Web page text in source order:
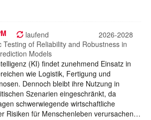
laufend
2026-2028
Testing of Reliability and Robustness in
Models
(KI) findet zunehmend Einsatz in
wie Logistik, Fertigung und
Dennoch bleibt ihre Nutzung in
Szenarien eingeschränkt, da
schwerwiegende wirtschaftliche
Risiken für Menschenleben verursachen…